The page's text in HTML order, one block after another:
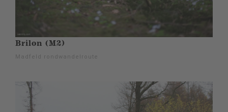
Brilon (M2)
Madfeld rondwandelroute